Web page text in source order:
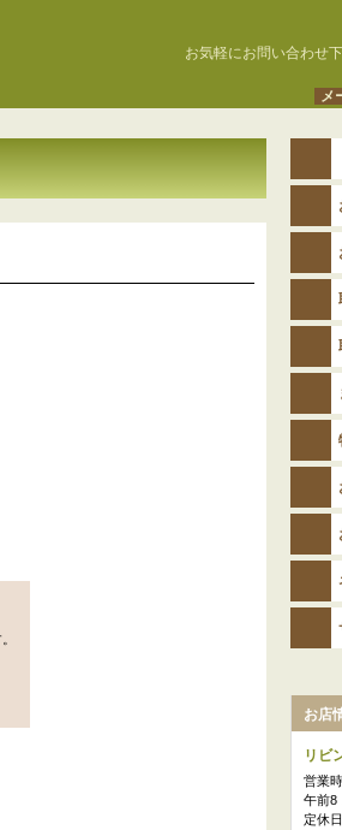
お気軽にお問い合わせ下
メ
お店
リビ
営業
午前8
定休